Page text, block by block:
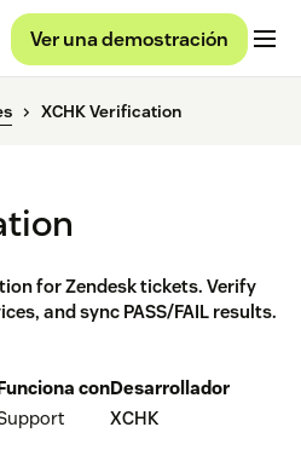
Ver una demostración
XCHK Verification
for Zendesk tickets. Verify
and sync PASS/FAIL results.
conDesarrollador
XCHK